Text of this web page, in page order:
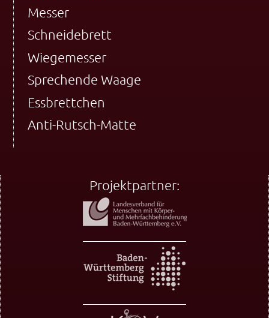
Messer
Schneidebrett
Wiegemesser
Sprechende Waage
Essbrettchen
Anti-Rutsch-Matte
Projektpartner: